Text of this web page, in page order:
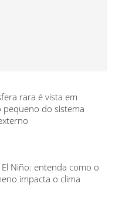
rara é vista em
pequeno do sistema
Niño: entenda como o
impacta o clima